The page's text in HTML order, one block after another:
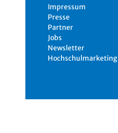
Impressum
Presse
Partner
Jobs
Newsletter
Hochschulmarketing